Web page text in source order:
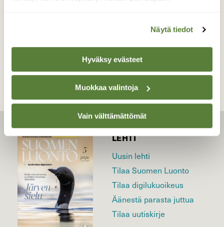
Näytä tiedot
Hyväksy evästeet
Muokkaa valintoja
Vain välttämättömät
LEHTI
Uusin lehti
Tilaa Suomen Luonto
Tilaa digilukuoikeus
Äänestä parasta juttua
Tilaa uutiskirje